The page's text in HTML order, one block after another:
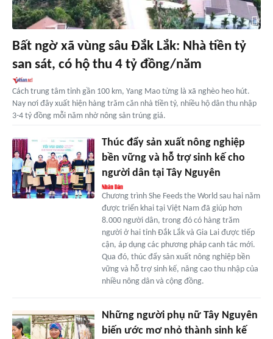
Bất ngờ xã vùng sâu Đắk Lắk: Nhà tiền tỷ
san sát, có hộ thu 4 tỷ đồng/năm
Cách trung tâm tỉnh gần 100 km, Yang Mao từng là xã nghèo heo hút.
Nay nơi đây xuất hiện hàng trăm căn nhà tiền tỷ, nhiều hộ dân thu nhập
3-4 tỷ đồng mỗi năm nhờ nông sản trúng giá.
Thúc đẩy sản xuất nông nghiệp
bền vững và hỗ trợ sinh kế cho
người dân tại Tây Nguyên
Chương trình She Feeds the World sau hai năm
được triển khai tại Việt Nam đã giúp hơn
8.000 người dân, trong đó có hàng trăm
người ở hai tỉnh Đắk Lắk và Gia Lai được tiếp
cận, áp dụng các phương pháp canh tác mới.
Qua đó, thúc đẩy sản xuất nông nghiệp bền
vững và hỗ trợ sinh kế, nâng cao thu nhập của
nhiều nông dân và cộng đồng.
Những người phụ nữ Tây Nguyên
biến ước mơ nhỏ thành sinh kế